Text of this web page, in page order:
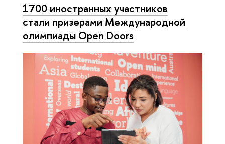
1700 иностранных участников
стали призерами Международной
олимпиады Open Doors